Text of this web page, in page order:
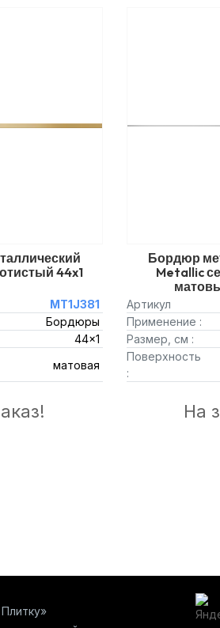
44x1
MT1J381
Бордюры
44x1
матовая
Бордюр
Metallic
Артикул
Применение :
Размер, см :
Поверхность
:
На